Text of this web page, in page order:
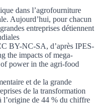
dans l’agrofourniture
Aujourd’hui, pour chacun
entreprises détiennent
BY-NC-SA, d’après IPES-
the impacts of mega-
power in the agri-food
et de la grande
de la transformation
l’origine de 44 % du chiffre